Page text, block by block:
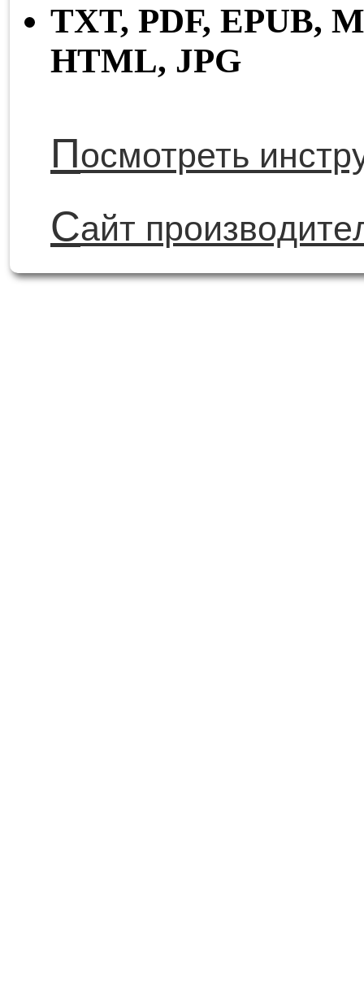
TXT, PDF, EPUB,
HTML, JPG
Посмотреть
Сайт